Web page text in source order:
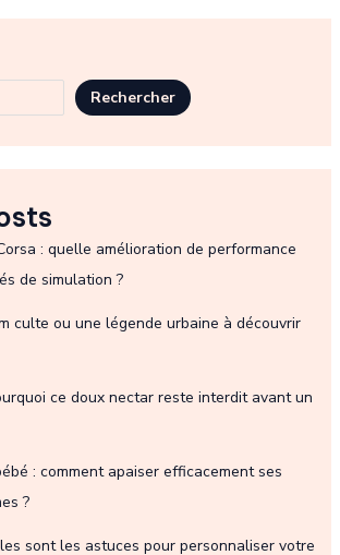
Rechercher
: quelle amélioration de performance
de simulation ?
culte ou une légende urbaine à découvrir
ce doux nectar reste interdit avant un
: comment apaiser efficacement ses
?
sont les astuces pour personnaliser votre